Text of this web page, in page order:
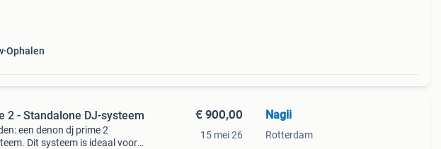
Ophalen
2 - Standalone DJ-systeem
een denon dj prime 2
Dit systeem is ideaal voor
€ 900,00
15 mei 26
Nagii
Rotterdam